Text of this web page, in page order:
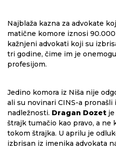
Najblaža kazna za advokate
matične komore iznosi
kažnjeni advokati koji su
tri godine, čime im je
profesijom.
Jedino komora iz Niša nije
ali su novinari CINS-a
nadležnosti. Dragan Dozet
štrajk tumačio kao pravo, a ne
tokom štrajka. U aprilu je
izbrisan iz imenika advokata